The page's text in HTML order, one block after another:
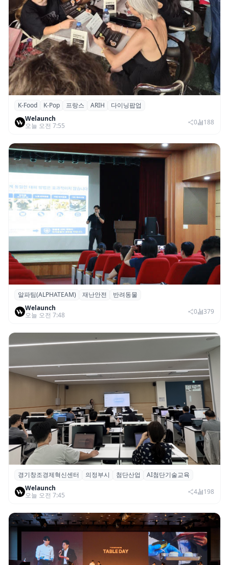
파리의 K-Food 열기…ARIH 팝업 이어 ‘마담
두’도 현지 미식계 진출
K-Food K-Pop 프랑스 ARIH
다이닝팝업
Welaunch
오늘 오전 7:55
0 188
알파팀, ‘반려동물과 보호자를 위한 재난안전
세미나’ 개최
알파팀(ALPHATEAM) 재난안전
반려동물
Welaunch
오늘 오전 7:48
0 379
경기혁신센터, 의정부시 ‘AI 첨단기술교육’
기초·심화과정 성료
경기창조경제혁신센터 의정부시 첨단산업
AI첨단기술교육
Welaunch
오늘 오전 7:45
4 198